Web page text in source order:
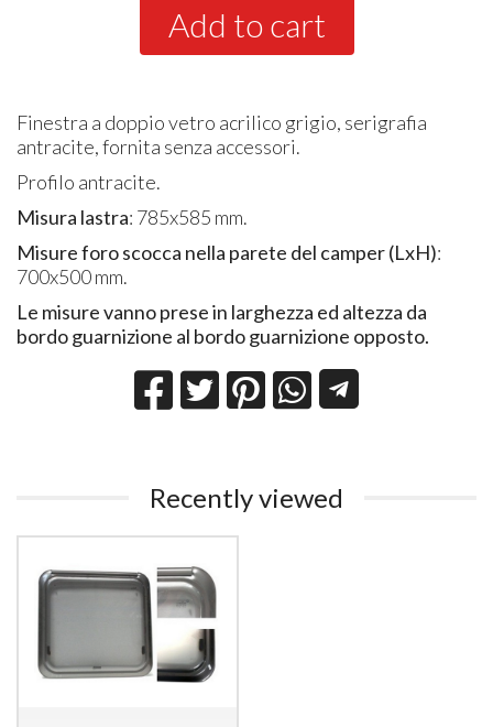
Add to cart
Finestra a doppio vetro acrilico grigio, serigrafia
antracite, fornita senza accessori.
Profilo antracite.
Misura lastra: 785x585 mm.
Misure foro scocca nella parete del camper (LxH):
700x500 mm.
Le misure vanno prese in larghezza ed altezza da
bordo guarnizione al bordo guarnizione opposto.
Recently viewed